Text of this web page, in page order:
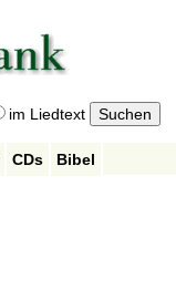
im Liedtext
CDs
Bibel